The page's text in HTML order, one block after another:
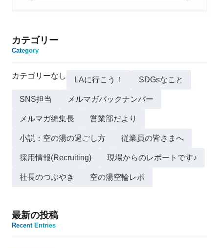
カテゴリー
Category
カテゴリーなし LAに行こう！ SDGsなこと
SNS担当 メルマガバックナンバー
メルマガ編集長 営業部だより
小説：空の湯の過ごし方 従業員の皆さまへ
採用情報(Recruiting) 現場からのレポートです♪
社長のつぶやき 空の湯空輪レポ
最新の投稿
Recent Entries